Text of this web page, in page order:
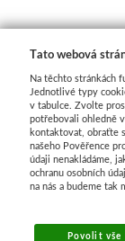
Tato webová
Na těchto stránkách
Jednotlivé typy
v tabulce. Zvolte
potřebovali ohledně
kontaktovat, obraťte
našeho Pověřence
údaji nenakládáme,
ochranu osobních
na nás a budeme tak
Povolit vše